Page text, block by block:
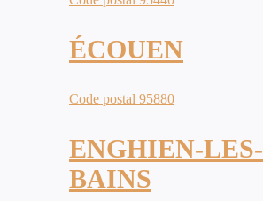
ÉCOUEN
Code postal 95880
ENGHIEN-LES-
BAINS